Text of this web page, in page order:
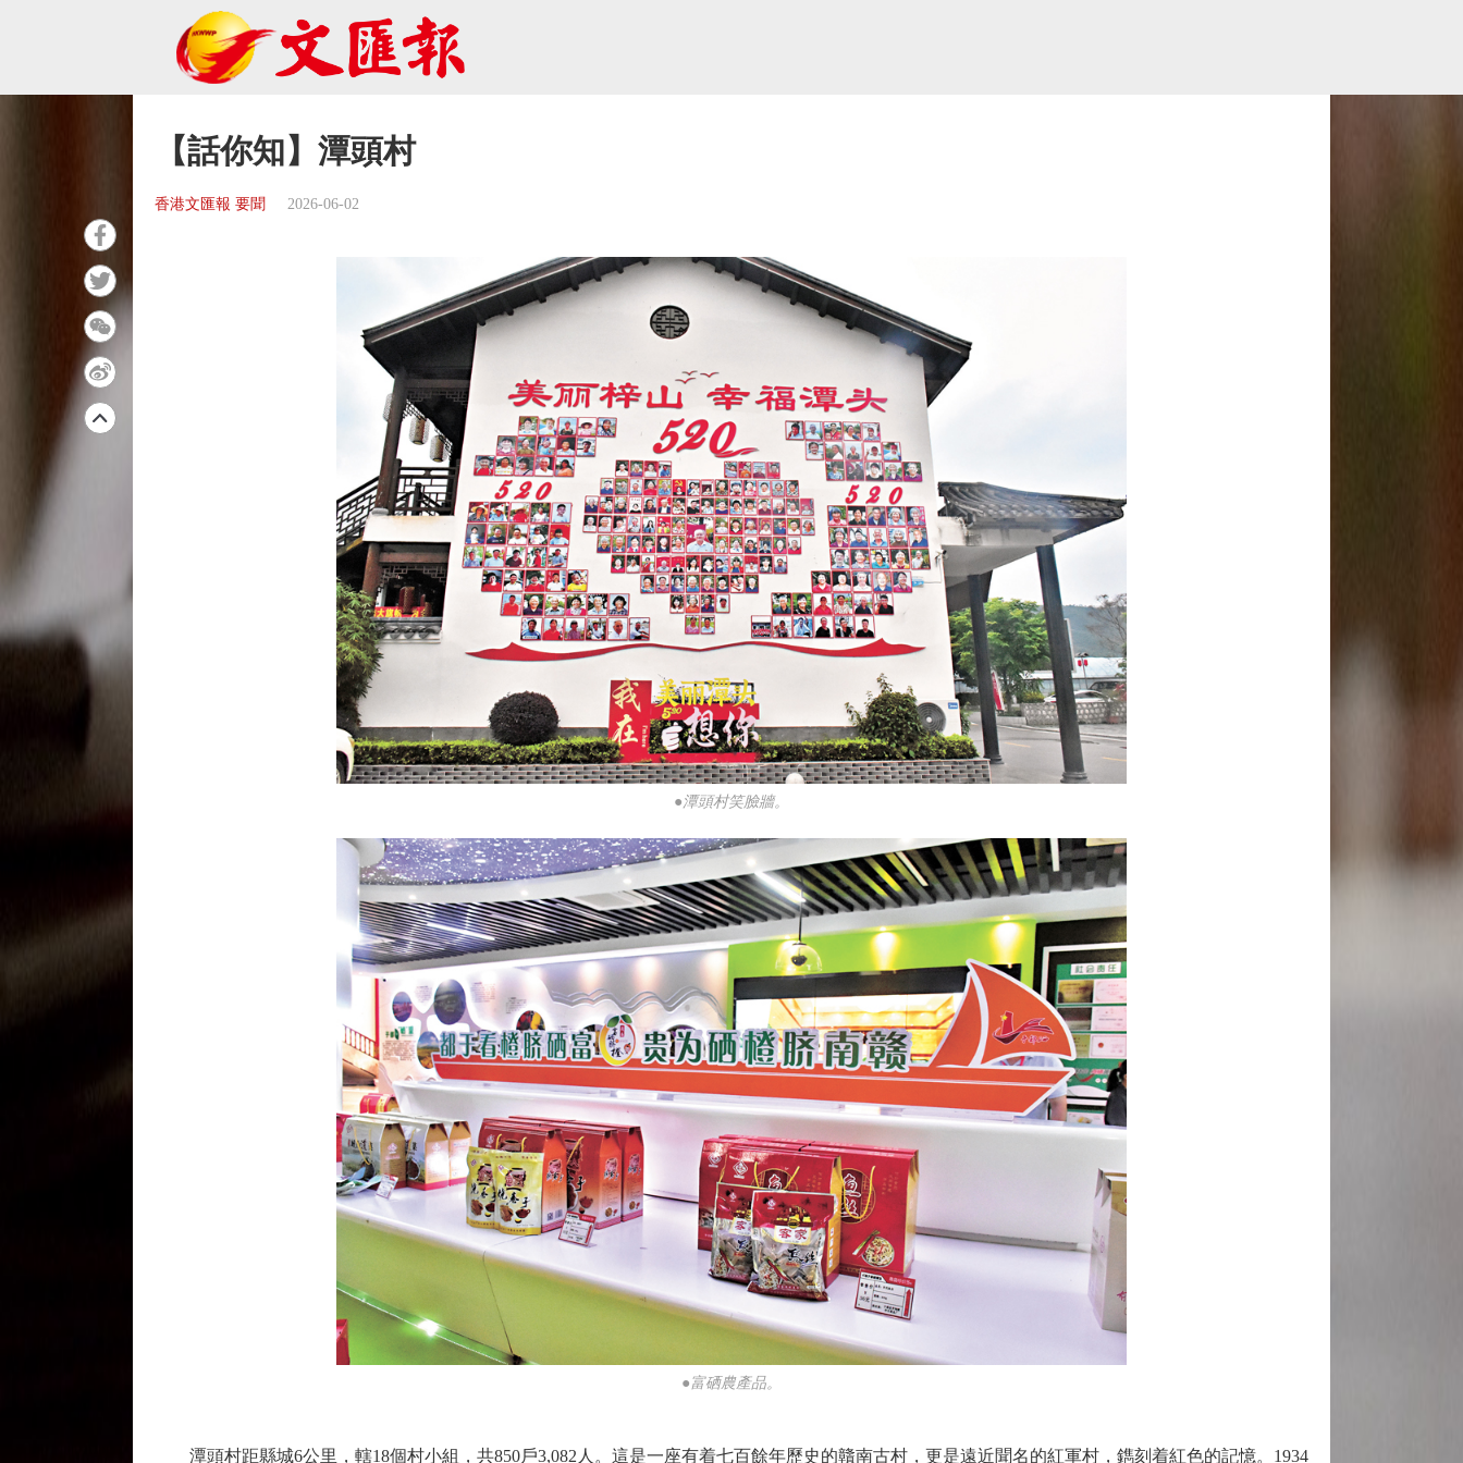
【話你知】潭頭村
香港文匯報 要聞 2026-06-02
●潭頭村笑臉牆。
●富硒農產品。
潭頭村距縣城6公里，轄18個村小組，共850戶3,082人。這是一座有着七百餘年歷史的贛南古村，更是遠近聞名的紅軍村，鐫刻着紅色的記憶。1934